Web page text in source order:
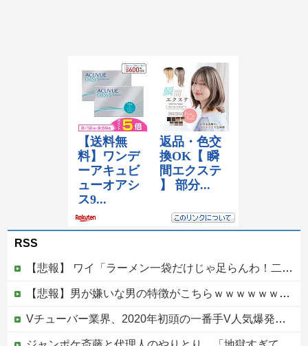
RSS
【悲報】 ワイ「ラーメン一袋だけじゃ足らんわ！二袋作ったろ！」→結果ｗｗｗ
【悲報】男が嫌いな男の特徴がこちらｗｗｗｗｗｗｗｗｗｗ
Vチューバー業界、2020年初頭の一番手V人気爆発から何も変わらない……